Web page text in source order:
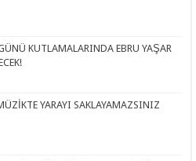
KUTLAMALARINDA EBRU YAŞAR
YARAYI SAKLAYAMAZSINIZ